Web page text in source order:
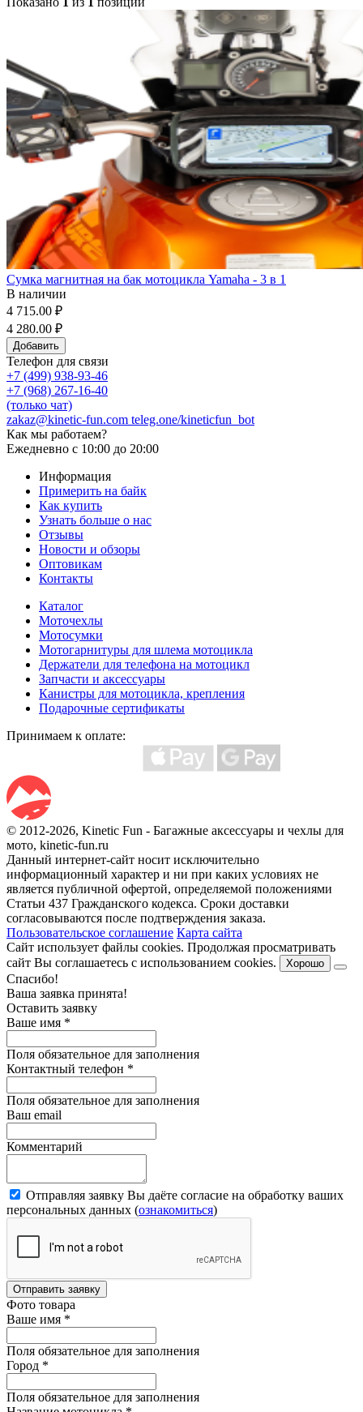
Сумка магнитная на бак мотоцикла Yamaha - 3 в 1
В наличии
4 715.00 ₽
4 280.00 ₽
Добавить
Телефон для связи
+7 (499) 938-93-46
+7 (968) 267-16-40
(только чат)
zakaz@kinetic-fun.com teleg.one/kineticfun_bot
Как мы работаем?
Ежедневно с 10:00 до 20:00
Информация
Примерить на байк
Как купить
Узнать больше о нас
Отзывы
Новости и обзоры
Оптовикам
Контакты
Каталог
Моточехлы
Мотосумки
Мотогарнитуры для шлема мотоцикла
Держатели для телефона на мотоцикл
Запчасти и аксессуары
Канистры для мотоцикла, крепления
Подарочные сертификаты
Принимаем к оплате:
© 2012-2026, Kinetic Fun - Багажные аксессуары и чехлы для
мото, kinetic-fun.ru
Данный интернет-сайт носит исключительно
информационный характер и ни при каких условиях не
является публичной офертой, определяемой положениями
Статьи 437 Гражданского кодекса. Сроки доставки
согласовываются после подтверждения заказа.
Пользовательское соглашение Карта сайта
Сайт использует файлы cookies. Продолжая просматривать
сайт Вы соглашаетесь с использованием cookies.
Хорошо
Спасибо!
Ваша заявка принята!
Оставить заявку
Ваше имя *
Поля обязательное для заполнения
Контактный телефон *
Поля обязательное для заполнения
Ваш email
Комментарий
Отправляя заявку Вы даёте согласие на обработку ваших
персональных данных (ознакомиться)
Отправить заявку
Фото товара
Ваше имя *
Поля обязательное для заполнения
Город *
Поля обязательное для заполнения